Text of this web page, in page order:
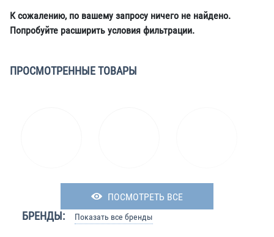
К сожалению, по вашему запросу ничего не найдено.
Попробуйте расширить условия фильтрации.
ПРОСМОТРЕННЫЕ ТОВАРЫ
ПОСМОТРЕТЬ ВСЕ
БРЕНДЫ: Показать все бренды